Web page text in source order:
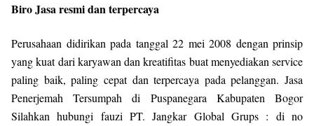
Biro Jasa resmi dan terpercaya
Perusahaan didirikan pada tanggal 22 mei 2008 dengan prinsip
yang kuat dari karyawan dan kreatifitas buat menyediakan service
paling baik, paling cepat dan terpercaya pada pelanggan. Jasa
Penerjemah Tersumpah di Puspanegara Kabupaten Bogor
Silahkan hubungi fauzi PT. Jangkar Global Grups : di no